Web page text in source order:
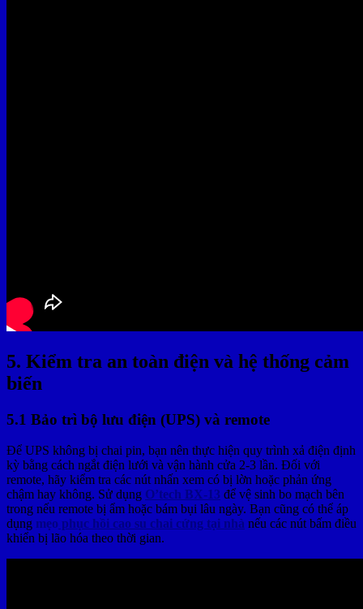
5. Kiểm tra an toàn điện và hệ thống cảm
biến
5.1 Bảo trì bộ lưu điện (UPS) và remote
Để UPS không bị chai pin, bạn nên thực hiện quy trình xả điện định
kỳ bằng cách ngắt điện lưới và vận hành cửa 2-3 lần. Đối với
remote, hãy kiểm tra các nút nhấn xem có bị lờn hoặc phản ứng
chậm hay không. Sử dụng O’tech BX-13 để vệ sinh bo mạch bên
trong nếu remote bị ẩm hoặc bám bụi lâu ngày. Bạn cũng có thể áp
dụng mẹo phục hồi cao su chai cứng tại nhà nếu các nút bấm điều
khiển bị lão hóa theo thời gian.